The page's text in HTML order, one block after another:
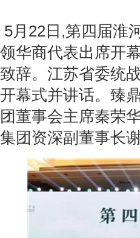
5月22日,第四届淮
领华商代表出席开
致辞。江苏省委统
开幕式并讲话。臻
团董事会主席秦荣
集团资深副董事长